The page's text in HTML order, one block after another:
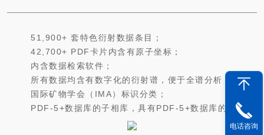
51,900+ 套特色衍射数据条目；
42,700+ PDF卡片内含有原子坐标；
内含数据检索软件；
所有数据均含有数字化的衍射谱，便于全谱分析；
国际矿物学会（IMA）标识分类；
PDF-5+数据库的子相库，具有PDF-5+数据库的所有功
电话咨询